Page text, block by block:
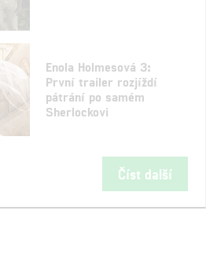
Enola Holmesová 3:
První trailer rozjíždí
pátrání po samém
Sherlockovi
Číst další